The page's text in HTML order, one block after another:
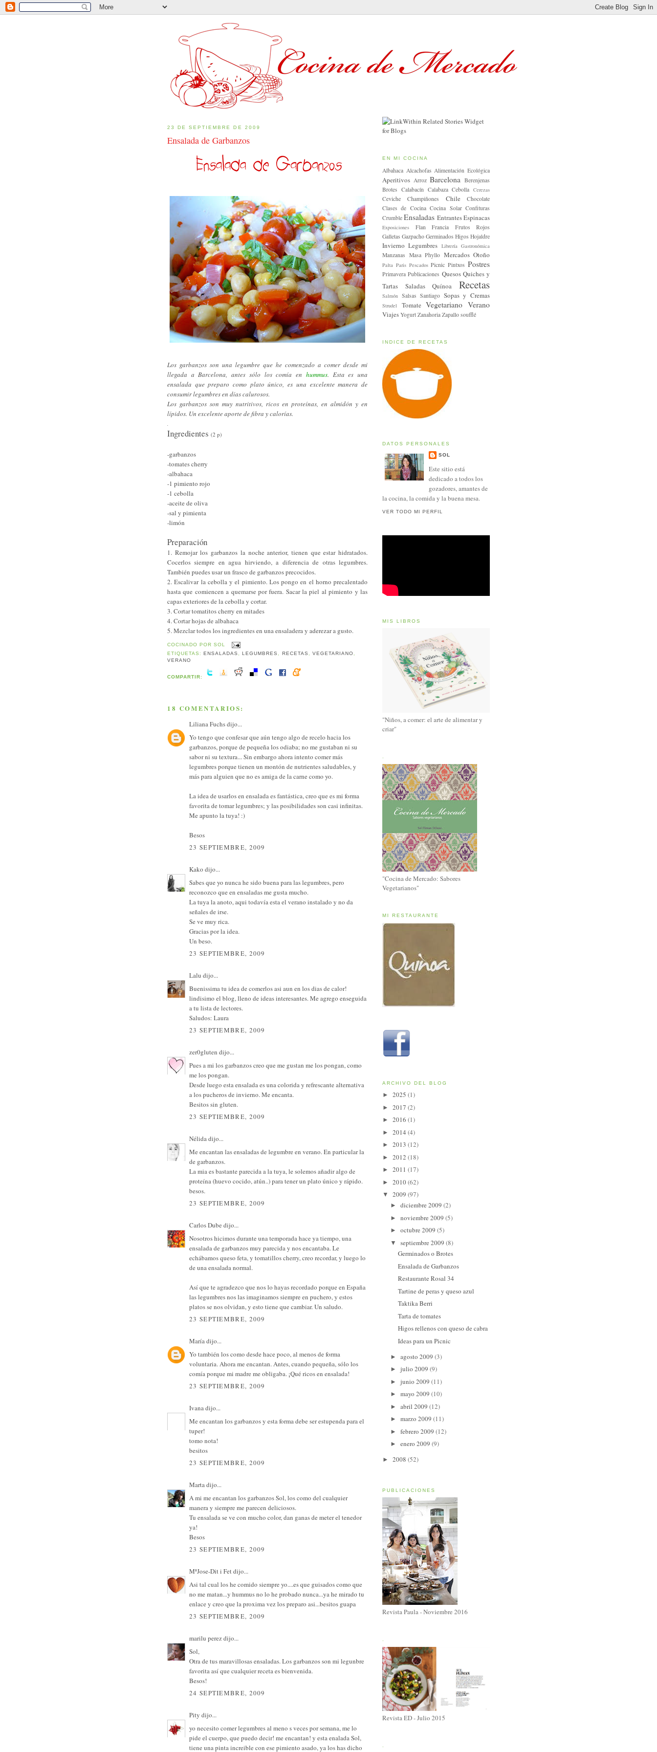
23 DE SEPTIEMBRE DE 2009
Ensalada de Garbanzos
Los garbanzos son una legumbre que he comenzado a comer desde mi
llegada a Barcelona, antes sólo los comía en hummus. Esta es una
ensalada que preparo como plato único, es una excelente manera de
consumir legumbres en días calurosos.
Los garbanzos son muy nutritivos, ricos en proteínas, en almidón y en
lípidos. Un excelente aporte de fibra y calorías.
Ingredientes (2 p)
-garbanzos
-tomates cherry
-albahaca
-1 pimiento rojo
-1 cebolla
-aceite de oliva
-sal y pimienta
-limón
Preparación
1. Remojar los garbanzos la noche anterior, tienen que estar hidratados.
Cocerlos siempre en agua hirviendo, a diferencia de otras legumbres.
También puedes usar un frasco de garbanzos precocidos.
2. Escalivar la cebolla y el pimiento. Los pongo en el horno precalentado
hasta que comiencen a quemarse por fuera. Sacar la piel al pimiento y las
capas exteriores de la cebolla y cortar.
3. Cortar tomatitos cherry en mitades
4. Cortar hojas de albahaca
5. Mezclar todos los ingredientes en una ensaladera y aderezar a gusto.
COCINADO PORSOL
ETIQUETAS: ENSALADAS , LEGUMBRES , RECETAS , VEGETARIANO,
VERANO
COMPARTIR:
18 COMENTARIOS:
Liliana Fuchsdijo...
Yo tengo que confesar que aún tengo algo de recelo hacia los
garbanzos, porque de pequeña los odiaba; no me gustaban ni su
sabor ni su textura... Sin embargo ahora intento comer más
legumbres porque tienen un montón de nutrientes saludables, y
más para alguien que no es amiga de la carne como yo.
La idea de usarlos en ensalada es fantástica, creo que es mi forma
favorita de tomar legumbres; y las posibilidades son casi infinitas.
Me apunto la tuya! :)
Besos
23 SEPTIEMBRE, 2009
Kako dijo...
Sabes que yo nunca he sido buena para las legumbres, pero
reconozco que en ensaladas me gusta mucho.
La tuya la anoto, aqui todavía esta el verano instalado y no da
señales de irse.
Se ve muy rica.
Gracias por la idea.
Un beso.
23 SEPTIEMBRE, 2009
Lalu dijo...
Buenissima tu idea de comerlos asi aun en los dias de calor!
lindisimo el blog, lleno de ideas interesantes. Me agrego enseguida
a tu lista de lectores.
Saludos: Laura
23 SEPTIEMBRE, 2009
zer0gluten dijo...
Pues a mi los garbanzos creo que me gustan me los pongan, como
me los pongan.
Desde luego esta ensalada es una colorida y refrescante alternativa
a los pucheros de invierno. Me encanta.
Besitos sin gluten.
23 SEPTIEMBRE, 2009
Nélidadijo...
Me encantan las ensaladas de legumbre en verano. En particular la
de garbanzos.
La mia es bastante parecida a la tuya, le solemos añadir algo de
proteína (huevo cocido, atún..) para tener un plato único y rápido.
besos.
23 SEPTIEMBRE, 2009
Carlos Dube dijo...
Nosotros hicimos durante una temporada hace ya tiempo, una
ensalada de garbanzos muy parecida y nos encantaba. Le
echábamos queso feta, y tomatillos cherry, creo recordar, y luego lo
de una ensalada normal.
Así que te agradezco que nos lo hayas recordado porque en España
las legumbres nos las imaginamos siempre en puchero, y estos
platos se nos olvidan, y esto tiene que cambiar. Un saludo.
23 SEPTIEMBRE, 2009
Maríadijo...
Yo también los como desde hace poco, al menos de forma
voluntaria. Ahora me encantan. Antes, cuando pequeña, sólo los
comía porque mi madre me obligaba. ¡Qué ricos en ensalada!
23 SEPTIEMBRE, 2009
Ivanadijo...
Me encantan los garbanzos y esta forma debe ser estupenda para el
tuper!
tomo nota!
besitos
23 SEPTIEMBRE, 2009
Martadijo...
A mi me encantan los garbanzos Sol, los como del cualquier
manera y siempre me parecen deliciosos.
Tu ensalada se ve con mucho color, dan ganas de meter el tenedor
ya!
Besos
23 SEPTIEMBRE, 2009
MªJose-Dit i Fetdijo...
Asi tal cual los he comido siempre yo....es que guisados como que
no me matan...y hummus no lo he probado nunca...ya he mirado tu
enlace y creo que la proxima vez los preparo asi...besitos guapa
23 SEPTIEMBRE, 2009
marilu perezdijo...
Sol,
Otra de tus maravillosas ensaladas. Los garbanzos son mi legunbre
favorita así que cualquier receta es bienvenida.
Besos!
24 SEPTIEMBRE, 2009
Pity dijo...
yo necesito comer legumbres al meno s veces por semana, me lo
pide el cuerpo, que puedo decir! me encantan! y esta enalada Sol,
tiene una pinta increible con ese pimiento asado, ya los has dicho
EN MI COCINA
Albahaca Alcachofas Alimentación Ecológica
Aperitivos Arroz Barcelona
Berenjenas
Brotes Calabacín Calabaza Cebolla Cerezas
Ceviche Champiñones Chile
Chocolate
Clases de Cocina Cocina Solar Confituras
Crumble Ensaladas EntrantesEspinacas
Exposiciones Flan Francia
Frutos Rojos
Galletas Gazpacho Germinados Higos Hojaldre
Invierno Legumbres Librería Gastronómica
Manzanas Masa Phyllo Mercados Otoño
Palta Paris Pescados Picnic Pintxos Postres
Primavera Publicaciones Quesos Quiches y
Tartas Saladas
Quínoa Recetas
Salmón Salsas Santiago Sopas y Cremas
Strudel Tomate Vegetariano Verano
Viajes Yogurt Zanahoria Zapallo soufflé
INDICE DE RECETAS
DATOS PERSONALES
SOL
Este sitio está
dedicado a todos los
gozadores, amantes de
la cocina, la comida y la buena mesa.
VER TODO MI PERFIL
MIS LIBROS
"Niños, a comer: el arte de alimentar y
criar"
.
"Cocina de Mercado: Sabores
Vegetarianos"
MI RESTAURANTE
ARCHIVO DEL BLOG
► 2025 (1)
► 2017 (2)
► 2016 (1)
► 2014 (4)
► 2013 (12)
► 2012 (18)
► 2011 (17)
► 2010(62)
▼ 2009 (97)
► diciembre 2009 (2)
► noviembre 2009 (5)
► octubre 2009 (5)
▼ septiembre 2009 (8)
Germinados o Brotes
Ensalada de Garbanzos
Restaurante Rosal 34
Tartine de peras y queso azul
Taktika Berri
Tarta de tomates
Higos rellenos con queso de cabra
Ideas para un Picnic
► agosto 2009 (3)
► julio 2009 (9)
► junio 2009 (11)
► mayo 2009 (10)
► abril 2009 (12)
► marzo 2009 (11)
► febrero 2009 (12)
► enero 2009 (9)
► 2008 (52)
PUBLICACIONES
Revista Paula - Noviembre 2016
.
Revista ED - Julio 2015